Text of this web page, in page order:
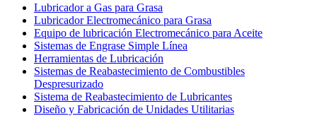
Lubricador a Gas para Grasa
Lubricador Electromecánico para Grasa
Equipo de lubricación Electromecánico para Aceite
Sistemas de Engrase Simple Línea
Herramientas de Lubricación
Sistemas de Reabastecimiento de Combustibles
Despresurizado
Sistema de Reabastecimiento de Lubricantes
Diseño y Fabricación de Unidades Utilitarias